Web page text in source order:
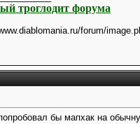
троглодит форума
бы мапхак на